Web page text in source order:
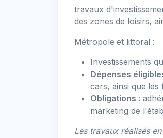
travaux
des zones de loisirs,
Métropole et littoral :
Investissements
Dépenses
cars, ainsi que
Obligations :
marketing de
Les travaux réalisés